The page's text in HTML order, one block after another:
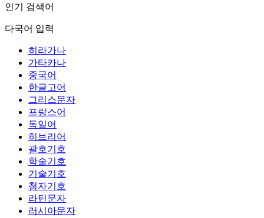
인기 검색어
다국어 입력
히라가나
가타카나
중국어
한글고어
그리스문자
프랑스어
독일어
히브리어
괄호기호
학술기호
기술기호
첨자기호
라틴문자
러시아문자